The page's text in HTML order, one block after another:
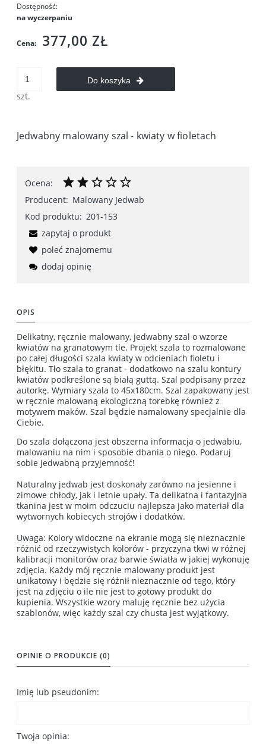
Dostępność:
na wyczerpaniu
Cena: 377,00 ZŁ
szt.
Do koszyka
Jedwabny malowany szal - kwiaty w fioletach
Ocena:
Producent: Malowany Jedwab
Kod produktu: 201-153
zapytaj o produkt
poleć znajomemu
dodaj opinię
OPIS
Delikatny, ręcznie malowany, jedwabny szal o wzorze
kwiatów na granatowym tle. Projekt szala to rozmalowane
po całej długości szala kwiaty w odcieniach fioletu i
błękitu. Tło szala to granat - dodatkowo na szalu kontury
kwiatów podkreślone są białą guttą. Szal podpisany przez
autorkę. Wymiary szala to 45x180cm. Szal zapakowany jest
w ręcznie malowaną ekologiczną torebkę również z
motywem maków. Szal będzie namalowany specjalnie dla
Ciebie.
Do szala dołączona jest obszerna informacja o jedwabiu,
malowaniu na nim i sposobie dbania o niego. Podaruj
sobie jedwabną przyjemność!
Naturalny jedwab jest doskonały zarówno na jesienne i
zimowe chłody, jak i letnie upały. Ta delikatna i fantazyjna
tkanina jest w moim odczuciu najlepsza jako materiał dla
wytwornych kobiecych strojów i dodatków.
Uwaga: Kolory widoczne na ekranie mogą się nieznacznie
różnić od rzeczywistych kolorów - przyczyna tkwi w różnej
kalibracji monitorów oraz barwie światła w jakiej wykonuję
zdjęcia. Każdy mój ręcznie malowany produkt jest
unikatowy i będzie się różnił nieznacznie od tego, który
jest na zdjęciu o ile nie jest to gotowy produkt do
kupienia. Wszystkie wzory maluję ręcznie bez użycia
szablonów, więc każdy szal czy chusta jest wyjątkowy.
OPINIE O PRODUKCIE (0)
Imię lub pseudonim:
Twoja opinia: